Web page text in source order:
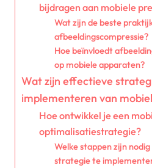
bijdragen aan mobiele
Wat zijn de beste
afbeeldingscompressie?
Hoe beïnvloedt
op mobiele apparaten?
Wat zijn effectieve
implementeren van
Hoe ontwikkel je een
optimalisatiestrategie?
Welke stappen zijn
strategie te